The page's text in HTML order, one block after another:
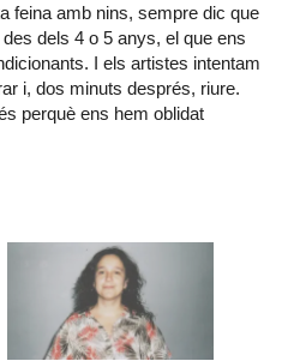
feina amb nins, sempre dic que
dels 4 o 5 anys, el que ens
I els artistes intentam
i, dos minuts després, riure.
perquè ens hem oblidat